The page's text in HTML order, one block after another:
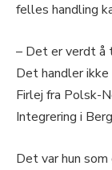
felles handling
– Det er verdt å
Det handler
Firlej fra Polsk-
Integrering i
Det var hun som